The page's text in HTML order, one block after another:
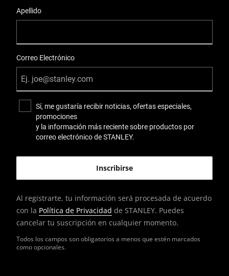
Todos los campos son obligatorios a menos que estén marcados
como opcionales.
Apellido
Correo Electrónico
Sí, me gustaría recibir noticias, ofertas especiales,
promociones
y la información más reciente sobre productos por
correo electrónico de STANLEY.
Al registrarte, tu información será procesada de acuerdo
con la Política de Privacidad de STANLEY. Puedes
cancelar tu suscripción en cualquier momento.